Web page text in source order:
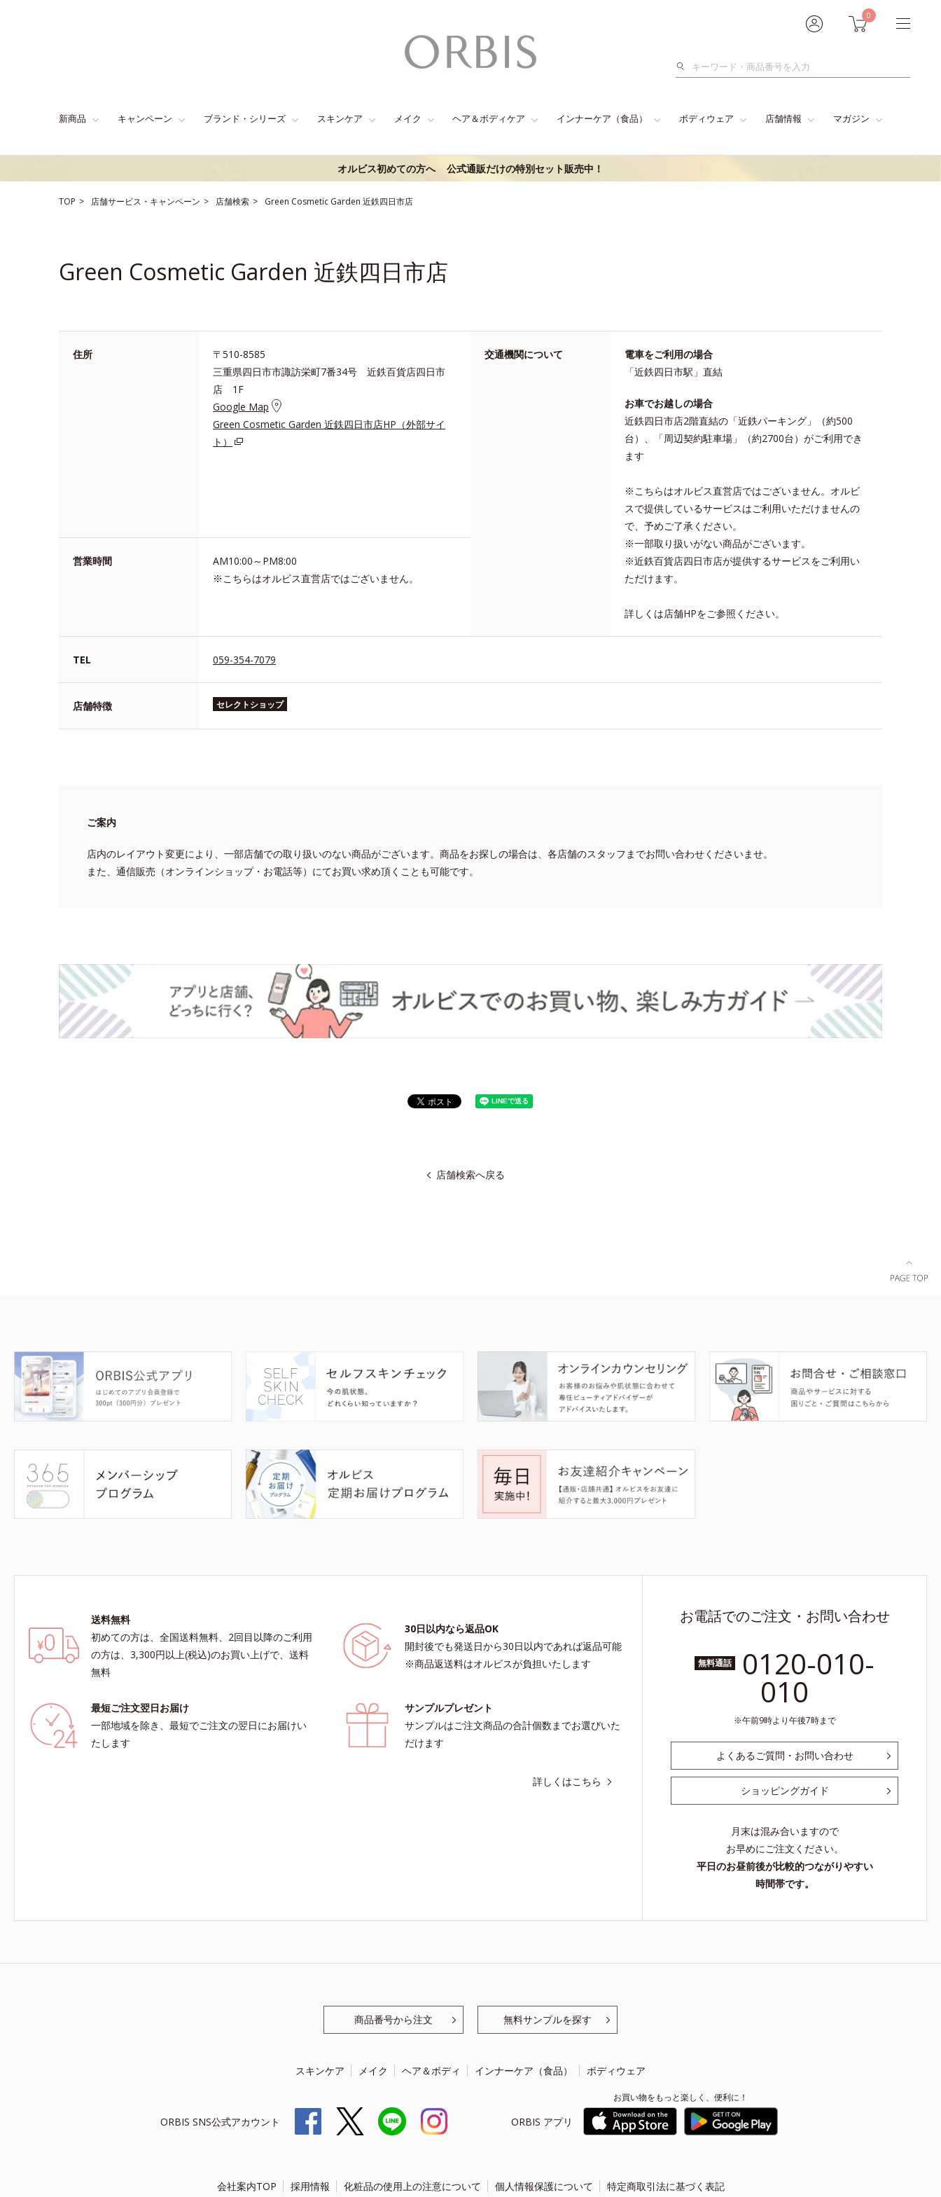
0
検
新商品 キャンペーン ブランド・シリーズ スキンケア メイク ヘア＆ボディケア インナーケア（食品） ボディウェア 店舗情報 マガジン
オルビス初めての方へ 公式通販だけの特別セット販売中！
TOP 店舗サービス・キャンペーン 店舗検索 Green Cosmetic Garden 近鉄四日市店
Green Cosmetic Garden 近鉄四日市店
住所
〒510-8585
三重県四日市市諏訪栄町7番34号 近鉄百貨店四日市
店 1F
Google Map
Green Cosmetic Garden 近鉄四日市店HP（外部サイ
ト）
交通機関について
電車をご利用の場合
「近鉄四日市駅」直結
お車でお越しの場合
近鉄四日市店2階直結の「近鉄パーキング」（約500
台）、「周辺契約駐車場」（約2700台）がご利用でき
ます
※こちらはオルビス直営店ではございません。オルビ
スで提供しているサービスはご利用いただけませんの
で、予めご了承ください。
※一部取り扱いがない商品がございます。
※近鉄百貨店四日市店が提供するサービスをご利用い
ただけます。
詳しくは店舗HPをご参照ください。
営業時間
AM10:00～PM8:00
※こちらはオルビス直営店ではございません。
TEL 059-354-7079
店舗特徴 セレクトショップ
ご案内
店内のレイアウト変更により、一部店舗での取り扱いのない商品がございます。商品をお探しの場合は、各店舗のスタッフまでお問い合わせくださいませ。
また、通信販売（オンラインショップ・お電話等）にてお買い求め頂くことも可能です。
店舗検索へ戻る
送料無料
初めての方は、全国送料無料、2回目以降のご利用
の方は、3,300円以上(税込)のお買い上げで、送料
無料
30日以内なら返品OK
開封後でも発送日から30日以内であれば返品可能
※商品返送料はオルビスが負担いたします
最短ご注文翌日お届け
一部地域を除き、最短でご注文の翌日にお届けい
たします
サンプルプレゼント
サンプルはご注文商品の合計個数までお選びいた
だけます
詳しくはこちら
お電話でのご注文・お問い合わせ
無料通話 0120-010-
010
午前9時より午後7時まで
よくあるご質問・お問い合わせ
ショッピングガイド
月末は混み合いますので
お早めにご注文ください。
平日のお昼前後が比較的つながりやすい
時間帯です。
商品番号から注文 無料サンプルを探す
スキンケア メイク ヘア＆ボディ インナーケア（食品） ボディウェア
ORBIS SNS公式アカウント ORBIS アプリ
お買い物をもっと楽しく、便利に！
会社案内TOP 採用情報 化粧品の使用上の注意について 個人情報保護について 特定商取引法に基づく表記